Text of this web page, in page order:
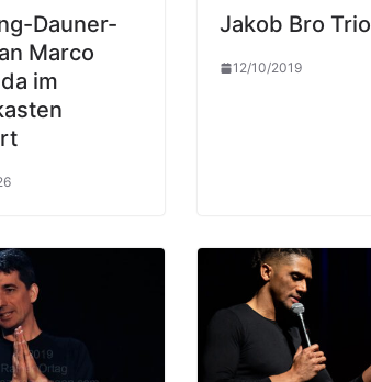
Dauner-
Marco
im
Jakob Bro Trio
12/10/2019